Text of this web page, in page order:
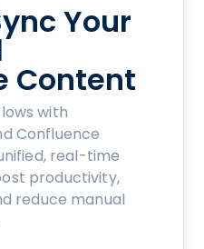
Your
Content
with
Confluence
real-time
productivity,
reduce manual